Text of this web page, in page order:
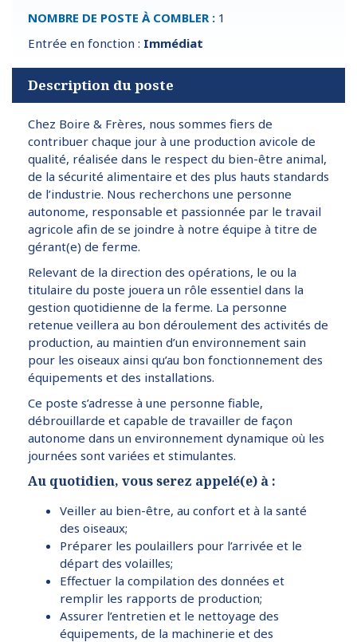
NOMBRE DE POSTE À COMBLER : 1
Entrée en fonction : Immédiat
Description du poste
Chez Boire & Frères, nous sommes fiers de
contribuer chaque jour à une production avicole de
qualité, réalisée dans le respect du bien-être animal,
de la sécurité alimentaire et des plus hauts standards
de l’industrie. Nous recherchons une personne
autonome, responsable et passionnée par le travail
agricole afin de se joindre à notre équipe à titre de
gérant(e) de ferme.
Relevant de la direction des opérations, le ou la
titulaire du poste jouera un rôle essentiel dans la
gestion quotidienne de la ferme. La personne
retenue veillera au bon déroulement des activités de
production, au maintien d’un environnement sain
pour les oiseaux ainsi qu’au bon fonctionnement des
équipements et des installations.
Ce poste s’adresse à une personne fiable,
débrouillarde et capable de travailler de façon
autonome dans un environnement dynamique où les
journées sont variées et stimulantes.
Au quotidien, vous serez appelé(e) à :
Veiller au bien-être, au confort et à la santé
des oiseaux;
Préparer les poulaillers pour l’arrivée et le
départ des volailles;
Effectuer la compilation des données et
remplir les rapports de production;
Assurer l’entretien et le nettoyage des
équipements, de la machinerie et des